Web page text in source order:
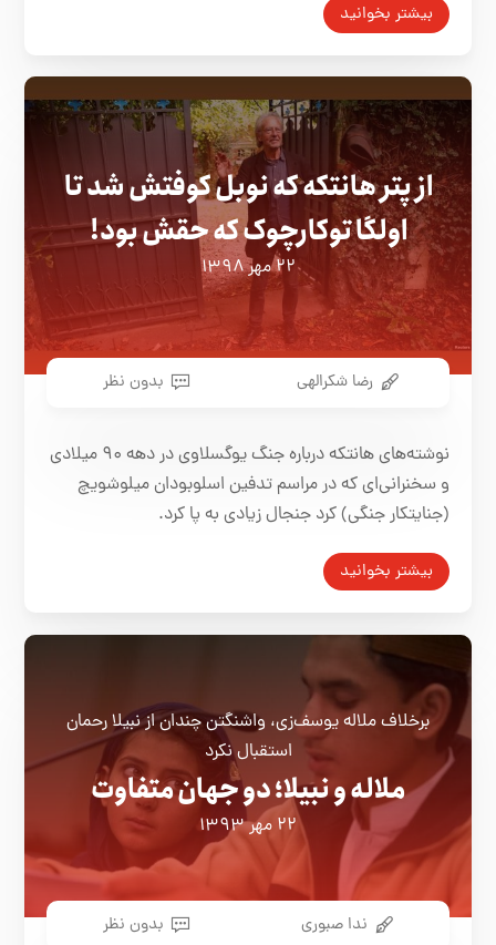
بیشتر بخوانید
از پتر هانتکه که نوبل کوفتش شد تا
اولگا توکارچوک که حقش بود!
۲۲ مهر ۱۳۹۸
رضا شکرالهی بدون نظر
نوشته‌های هانتکه درباره‌ جنگ یوگسلاوی در دهه‌ ۹۰ میلادی
و سخنرانی‌ای که در مراسم تدفین اسلوبودان میلوشویچ
(جنایتکار جنگی) کرد جنجال زیادی به پا کرد.
بیشتر بخوانید
برخلاف ملاله یوسف‌زی، واشنگتن چندان از نبیلا رحمان
استقبال نکرد
ملاله و نبیلا؛ دو جهان متفاوت
۲۲ مهر ۱۳۹۳
ندا صبوری بدون نظر